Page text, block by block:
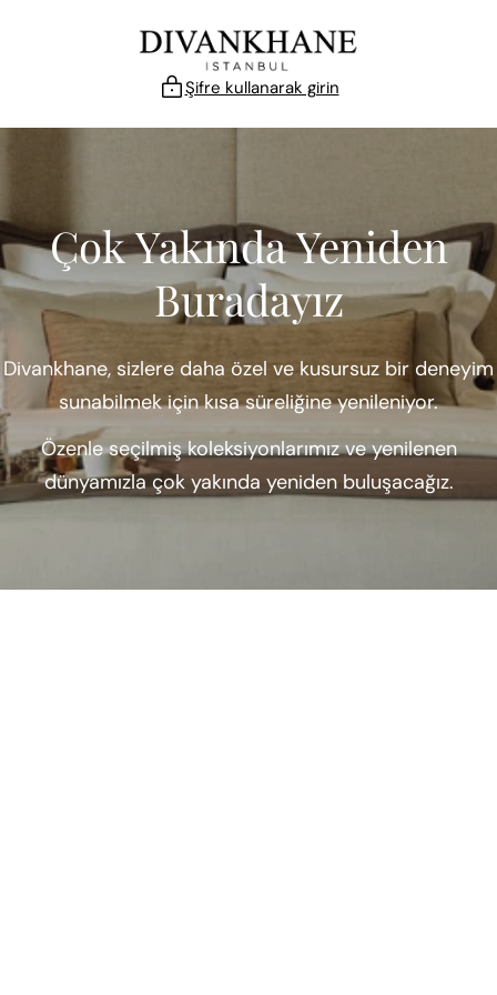
Şifre kullanarak girin
Çok Yakında Yeniden
Buradayız
Divankhane, sizlere daha özel ve kusursuz bir deneyim
sunabilmek için kısa süreliğine yenileniyor.
Özenle seçilmiş koleksiyonlarımız ve yenilenen
dünyamızla çok yakında yeniden buluşacağız.